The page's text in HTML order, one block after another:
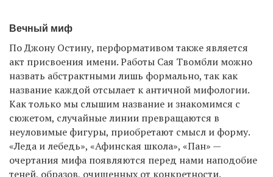
Вечный миф
По Джону Остину, перформативом также является
акт присвоения имени. Работы Сая Твомбли можно
назвать абстрактными лишь формально, так как
название каждой отсылает к античной мифологии.
Как только мы слышим название и знакомимся с
сюжетом, случайные линии превращаются в
неуловимые фигуры, приобретают смысл и форму.
«Леда и лебедь», «Афинская школа», «Пан» —
очертания мифа появляются перед нами наподобие
теней, образов, очищенных от конкретности.